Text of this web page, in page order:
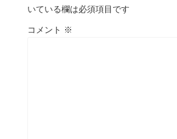
いている欄は必須項目です
コメント ※